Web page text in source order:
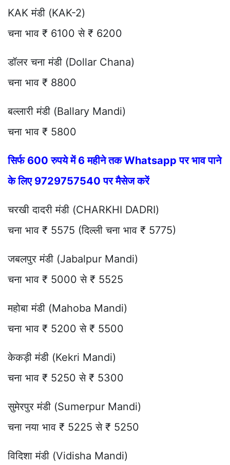
KAK मंडी (KAK-2)
चना भाव ₹ 6100 से ₹ 6200
डॉलर चना मंडी (Dollar Chana)
चना भाव ₹ 8800
बल्लारी मंडी (Ballary Mandi)
चना भाव ₹ 5800
सिर्फ 600 रुपये में 6 महीने तक Whatsapp पर भाव पाने
के लिए 9729757540 पर मैसेज करें
चरखी दादरी मंडी (CHARKHI DADRI)
चना भाव ₹ 5575 (दिल्ली चना भाव ₹ 5775)
जबलपुर मंडी (Jabalpur Mandi)
चना भाव ₹ 5000 से ₹ 5525
महोबा मंडी (Mahoba Mandi)
चना भाव ₹ 5200 से ₹ 5500
केकड़ी मंडी (Kekri Mandi)
चना भाव ₹ 5250 से ₹ 5300
सुमेरपुर मंडी (Sumerpur Mandi)
चना नया भाव ₹ 5225 से ₹ 5250
विदिशा मंडी (Vidisha Mandi)